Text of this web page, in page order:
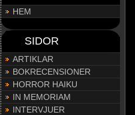
HEM
SIDOR
ARTIKLAR
BOKRECENSIONER
HORROR HAIKU
IN MEMORIAM
INTERVJUER